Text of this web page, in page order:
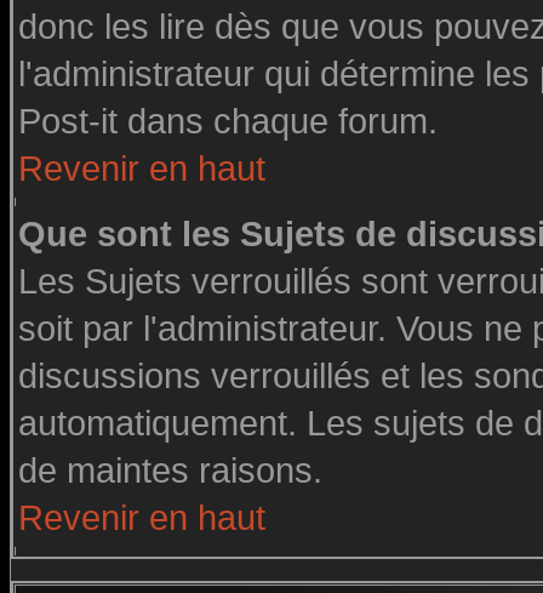
donc les lire dès que vous
l'administrateur qui détermine
Post-it dans chaque forum.
Revenir en haut
Que sont les Sujets de
Les Sujets verrouillés sont
soit par l'administrateur. Vous
discussions verrouillés et les
automatiquement. Les sujets de
de maintes raisons.
Revenir en haut